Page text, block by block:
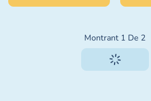
Montrant 1 De 2